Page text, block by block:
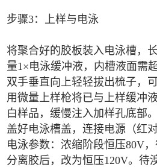
步骤3：上样与电泳
将聚合好的胶板装入电泳槽，
量1×电泳缓冲液，内槽液面需
双手垂直向上轻轻拔出梳子，
用微量上样枪将已与上样缓冲
白样品，缓慢注入加样孔底部。
盖好电泳槽盖，连接电源（红
电泳参数：浓缩阶段恒压80V
分离胶后，改为恒压120V。待